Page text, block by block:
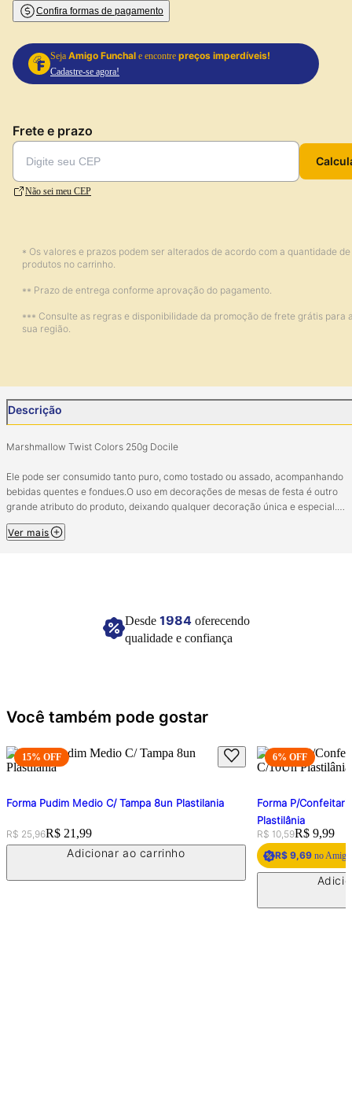
Confira formas de pagamento
Seja Amigo Funchal e encontre preços imperdíveis!
Cadastre-se agora!
Frete e prazo
Não sei meu CEP
* Os valores e prazos podem ser alterados de acordo com a quantidade de
produtos no carrinho.
** Prazo de entrega conforme aprovação do pagamento.
*** Consulte as regras e disponibilidade da promoção de frete grátis para
sua região.
Descrição
Marshmallow Twist Colors 250g Docile
Ele pode ser consumido tanto puro, como tostado ou assado, acompanhando
bebidas quentes e fondues.O uso em decorações de mesas de festa é outro
grande atributo do produto, deixando qualquer decoração única e especial.
Ingredientes: Xaropé de glicose, açúcar, água, estabilizante sorbitol, dextrose,
Manter em local fresco e seco.
Ver mais
Desde 1984oferecendo
qualidade e confiança
Você também pode gostar
15% OFF
Forma Pudim Medio C/ Tampa 8un Plastilania
Original price:
R$ 25,96Price:
R$ 21,99
Adicionar ao carrinho
6% OFF
Forma P/
Plastilânia
Original price:
R$ 10,59Price:
R$ 9,99
R$ 9,69no Amigo